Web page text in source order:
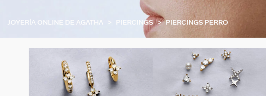
JOYERÍA ONLINE DE AGATHA PIERCINGS PIERCINGS PERRO